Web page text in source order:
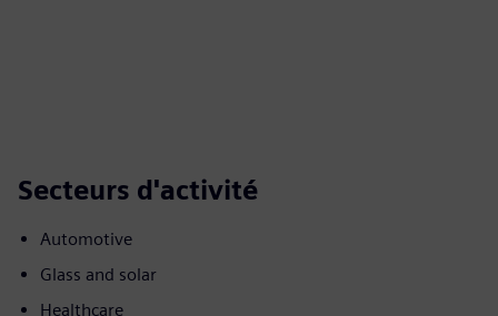
Secteurs d'activité
Automotive
Glass and solar
Healthcare